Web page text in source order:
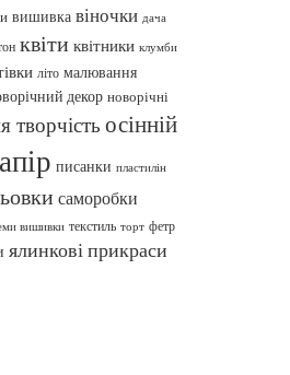
вишивка віночки дача
квіти квітники клумби
літо малювання
декор новорічні
творчість осінній
писанки пластилін
саморобки
вишивки текстиль торт фетр
ялинкові прикраси